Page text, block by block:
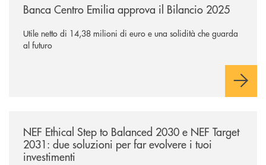
Banca Centro Emilia approva il Bilancio 2025
Utile netto di 14,38 milioni di euro e una solidità che guarda
al futuro
NEF Ethical Step to Balanced 2030 e NEF Target
2031: due soluzioni per far evolvere i tuoi
investimenti